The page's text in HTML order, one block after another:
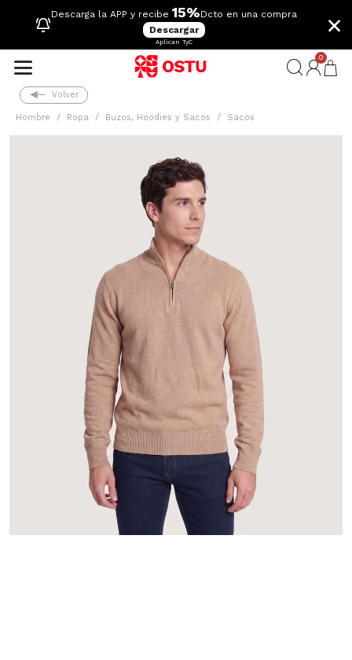
Descarga la APP y recibe 15%Dcto en una compra
Descargar
Aplican TyC
×
0
Volver
Hombre Ropa Buzos, Hoodies y Sacos Sacos